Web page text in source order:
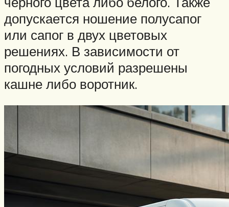
допускается ношение полусапог
или сапог в двух цветовых
решениях. В зависимости от
погодных условий разрешены
кашне либо воротник.